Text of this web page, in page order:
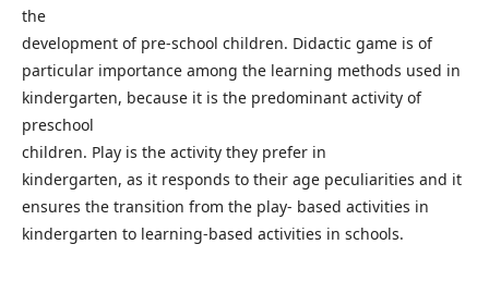
the
development of pre-school children. Didactic game is of
particular importance among the learning methods used in
kindergarten, because it is the predominant activity of
preschool
children. Play is the activity they prefer in
kindergarten, as it responds to their age peculiarities and it
ensures the transition from the play- based activities in
kindergarten to learning-based activities in schools.